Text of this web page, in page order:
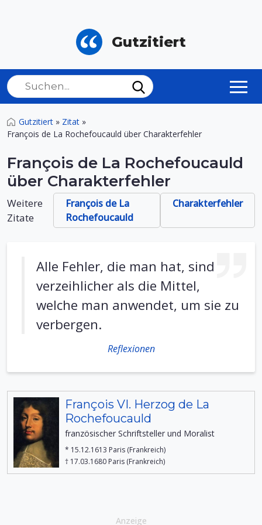
Gutzitiert
Gutzitiert » Zitat »
François de La Rochefoucauld über Charakterfehler
François de La Rochefoucauld
über Charakterfehler
Weitere
Zitate
François de La
Rochefoucauld
Charakterfehler
Alle Fehler, die man hat, sind
verzeihlicher als die Mittel,
welche man anwendet, um sie zu
verbergen.
Reflexionen
François VI. Herzog de La
Rochefoucauld
französischer Schriftsteller und Moralist
* 15.12.1613 Paris (Frankreich)
† 17.03.1680 Paris (Frankreich)
Anzeige